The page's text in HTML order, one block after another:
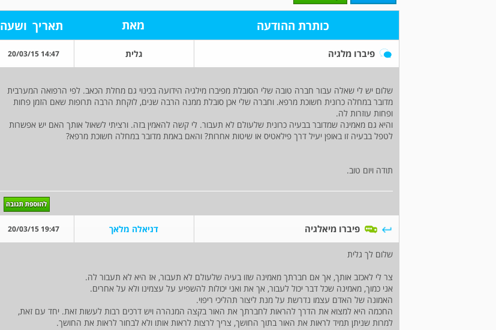
כותרת ההודעה מאת תאריך ושעה
פיברו מלגיה גלית 14:47 20/03/15
שלום יש לי שאלה עבור חברה טובה שלי הסובלת מפיברו מילגיה הידועה בכינוי גם מחלת הכאב. לפי הרפואה המערבית
מדובר במחלה כרונית חשוכת מרפא. וחברה שלי אכן סובלת ממנה הרבה שנים, לוקחת הרבה תרופות שאם הזמן פחות
ופחות עוזרות לה.
והיא גם מאמינה שמדובר בבעיה כרונית שלעולם לא תעבור. לי קשה להאמין בזה. ורציתי לשאול אותך האם יש אפשרות
לטפל בבעיה זו באופן יעיל דרך פילאטיס או שיטות אחרות? והאם באמת מדובר במחלה חשוכת מרפא?
תודה ויום טוב.
פיברו מיאלגיה דניאלה מלאך 19:47 20/03/15
שלום לך גלית
צר לי לאכזב אותך, אך אם חברתך מאמינה שזו בעיה שלעולם לא תעבור, אז היא לא תעבור לה.
אני כמוך, מאמינה שכל דבר יכול לעבור, אך את ואני יכולות להשפיע על עצמינו ולא על אחרים.
האמונה של האדם עצמו נדרשת על מנת ליצור תהליכי ריפוי.
החכמה היא למצוא את הדרך להראות לחברתך את האור בקצה המנהרה ויש דרכים רבות לעשות זאת. יחד עם זאת,
למרות שניתן תמיד לראות את האור בתוך החושך, צריך לרצות לראות אותו ולא לבחור לראות את החושך.